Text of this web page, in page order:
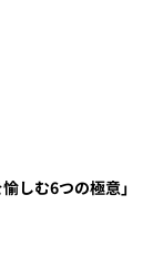
しむ6つの極意」